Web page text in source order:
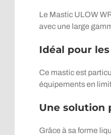
Le Mastic ULOW
avec une large
Idéal pour
Ce mastic est
équipements en
Une solution
Grâce à sa forme